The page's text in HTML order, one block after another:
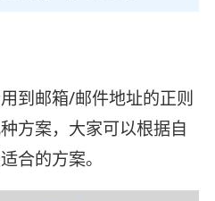
到邮箱/邮件地址的正则
方案，大家可以根据自
合的方案。